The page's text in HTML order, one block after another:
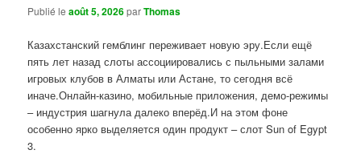
Publié leaoût 5, 2026parThomas
Казахстанский гемблинг переживает новую эру.Если ещё
пять лет назад слоты ассоциировались с пыльными залами
игровых клубов в Алматы или Астане, то сегодня всё
иначе.Онлайн-казино, мобильные приложения, демо-режимы
– индустрия шагнула далеко вперёд.И на этом фоне
особенно ярко выделяется один продукт – слот Sun of Egypt
3.